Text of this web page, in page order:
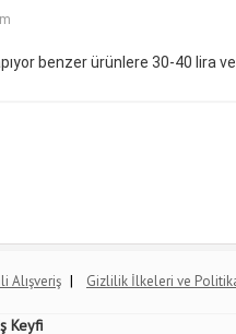
benzer ürünlere 30-40 lira
Alışveriş | Gizlilik İlkeleri ve
Keyfi